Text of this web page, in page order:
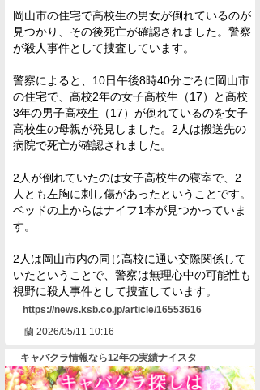
岡山市の住宅で高校生の男女が倒れているのが
見つかり、その後死亡が確認されました。警察
が殺人事件として捜査しています。
警察によると、10日午後8時40分ごろに岡山市
の住宅で、高校2年の女子高校生（17）と高校
3年の男子高校生（17）が倒れているのを女子
高校生の母親が発見しました。2人は搬送先の
病院で死亡が確認されました。
2人が倒れていたのは女子高校生の寝室で、2
人とも左胸に刺し傷があったということです。
ベッドの上からはナイフ1本が見つかっていま
す。
2人は岡山市内の同じ高校に通い交際関係して
いたということで、警察は無理心中の可能性も
視野に殺人事件として捜査しています。
https://news.ksb.co.jp/article/16553616
蘭 2026/05/11 10:16
キャバクラ情報なら12年の実績ナイスタ